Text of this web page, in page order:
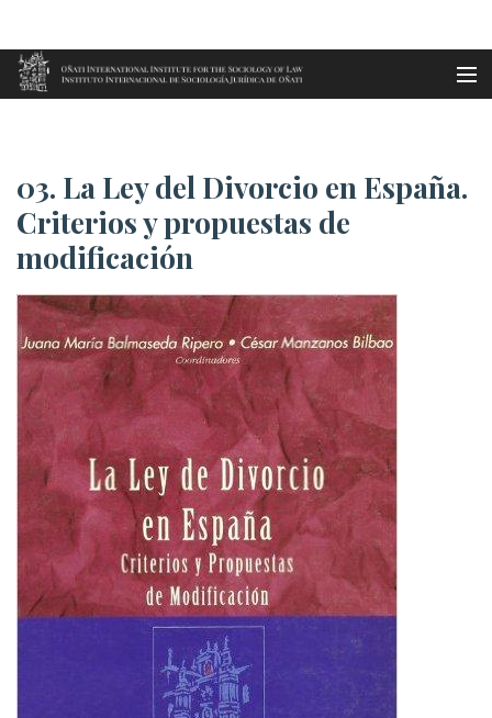
Aller au contenu principal
en
fr
Accueil 03. La Ley del Divorcio en Esp...
03. La Ley del Divorcio en España.
Criterios y propuestas de
modificación